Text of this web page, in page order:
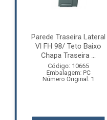
Parede Traseira Lateral
Vl FH 98/ Teto Baixo
Chapa Traseira ...
Código: 10665
Embalagem: PC
Número Original: 1